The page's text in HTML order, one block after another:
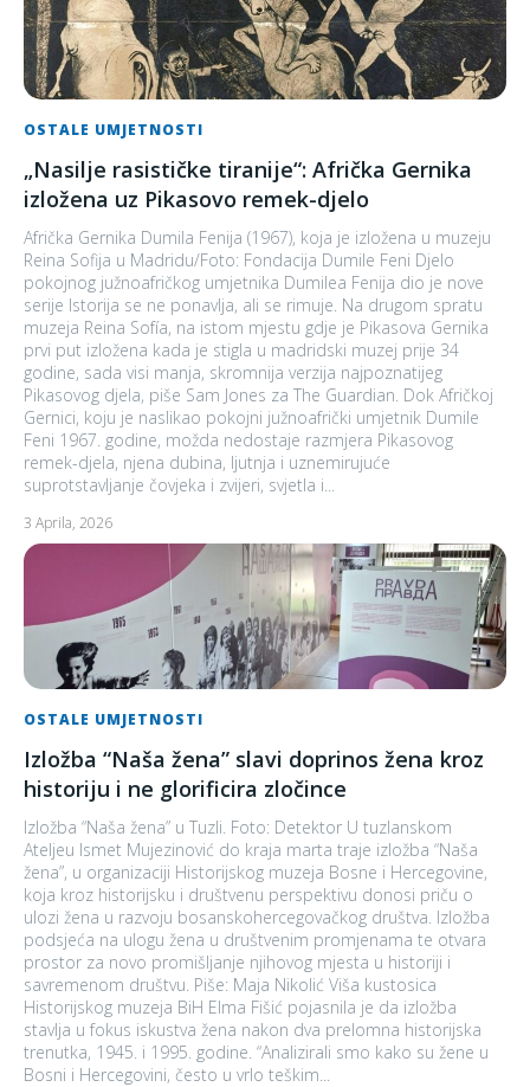
OSTALE UMJETNOSTI
„Nasilje rasističke tiranije“: Afrička Gernika
izložena uz Pikasovo remek-djelo
Afrička Gernika Dumila Fenija (1967), koja je izložena u muzeju
Reina Sofija u Madridu/Foto: Fondacija Dumile Feni Djelo
pokojnog južnoafričkog umjetnika Dumilea Fenija dio je nove
serije Istorija se ne ponavlja, ali se rimuje. Na drugom spratu
muzeja Reina Sofía, na istom mjestu gdje je Pikasova Gernika
prvi put izložena kada je stigla u madridski muzej prije 34
godine, sada visi manja, skromnija verzija najpoznatijeg
Pikasovog djela, piše Sam Jones za The Guardian. Dok Afričkoj
Gernici, koju je naslikao pokojni južnoafrički umjetnik Dumile
Feni 1967. godine, možda nedostaje razmjera Pikasovog
remek-djela, njena dubina, ljutnja i uznemirujuće
suprotstavljanje čovjeka i zvijeri, svjetla i...
3 Aprila, 2026
OSTALE UMJETNOSTI
Izložba “Naša žena” slavi doprinos žena kroz
historiju i ne glorificira zločince
Izložba “Naša žena” u Tuzli. Foto: Detektor U tuzlanskom
Ateljeu Ismet Mujezinović do kraja marta traje izložba “Naša
žena”, u organizaciji Historijskog muzeja Bosne i Hercegovine,
koja kroz historijsku i društvenu perspektivu donosi priču o
ulozi žena u razvoju bosanskohercegovačkog društva. Izložba
podsjeća na ulogu žena u društvenim promjenama te otvara
prostor za novo promišljanje njihovog mjesta u historiji i
savremenom društvu. Piše: Maja Nikolić Viša kustosica
Historijskog muzeja BiH Elma Fišić pojasnila je da izložba
stavlja u fokus iskustva žena nakon dva prelomna historijska
trenutka, 1945. i 1995. godine. “Analizirali smo kako su žene u
Bosni i Hercegovini, često u vrlo teškim...